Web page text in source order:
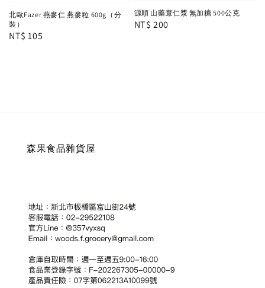
北歐Fazer 燕麥仁 燕麥粒 600g（分
裝）
Regular
NT$ 105
源順 山藥薏仁漿 無加糖 500公克
Regular
NT$ 200
森果食品雜貨屋